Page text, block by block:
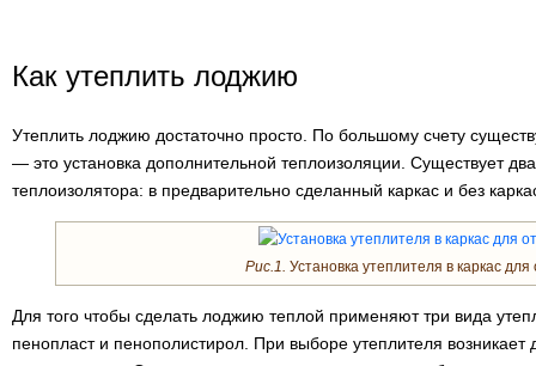
Как утеплить лоджию
Утеплить лоджию достаточно просто. По большому счету
— это установка дополнительной теплоизоляции. Существует
теплоизолятора: в предварительно сделанный каркас и без
Рис.1. Установка утеплителя в каркас для
Для того чтобы сделать лоджию теплой применяют три вида
пенопласт и пенополистирол. При выборе утеплителя возникает